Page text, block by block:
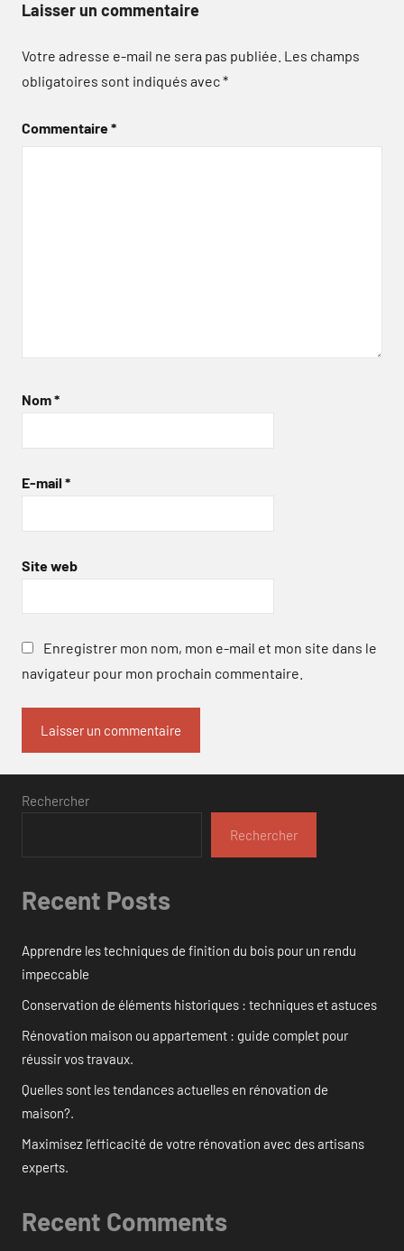
Laisser un commentaire
Votre adresse e-mail ne sera pas publiée. Les champs
obligatoires sont indiqués avec*
Commentaire*
Nom*
E-mail *
Site web
Enregistrer mon nom, mon e-mail et mon site dans le
navigateur pour mon prochain commentaire.
Rechercher
Rechercher
Recent Posts
Apprendre les techniques de finition du bois pour un rendu
impeccable
Conservation de éléments historiques : techniques et astuces
Rénovation maison ou appartement : guide complet pour
réussir vos travaux.
Quelles sont les tendances actuelles en rénovation de
maison?.
Maximisez l’efficacité de votre rénovation avec des artisans
experts.
Recent Comments